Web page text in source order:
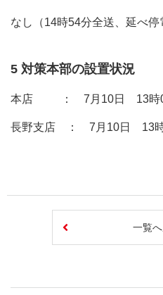
なし（14時54分全送、延べ
5 対策本部の設置状況
本店 ： 7月10日 13時
長野支店 ： 7月10日 13
一覧